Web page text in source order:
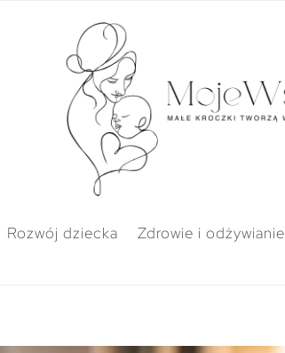
Rozwój dziecka Zdrowie i odżywianie